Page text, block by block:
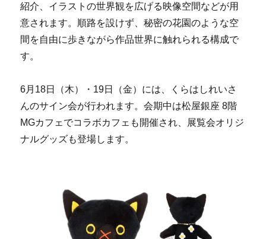
紹介、イラストの世界観を広げる映像空間などが用
意されます。順路を設けず、秘密の花園のような空
間を自由に歩きながら作品世界に触れられる構成で
す。
6月18日（木）・19日（金）には、くらはしれいさ
んのサイン会が行われます。会期中は松屋銀座 8階
MGカフェでコラボカフェも開催され、展覧会オリジ
ナルグッズも登場します。